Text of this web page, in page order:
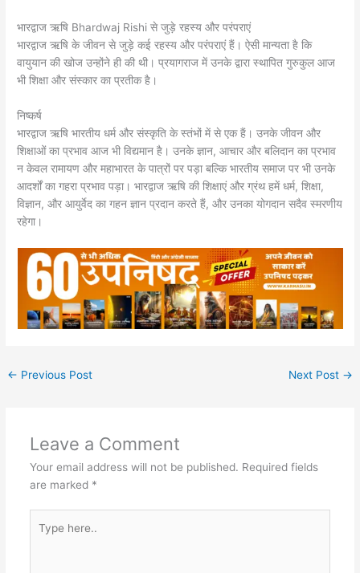
भारद्वाज ऋषि Bhardwaj Rishi से जुड़े रहस्य और परंपराएं
भारद्वाज ऋषि के जीवन से जुड़े कई रहस्य और परंपराएं हैं। ऐसी मान्यता है कि
वायुयान की खोज उन्होंने ही की थी। प्रयागराज में उनके द्वारा स्थापित गुरुकुल आज
भी शिक्षा और संस्कार का प्रतीक है।
निष्कर्ष
भारद्वाज ऋषि भारतीय धर्म और संस्कृति के स्तंभों में से एक हैं। उनके जीवन और
शिक्षाओं का प्रभाव आज भी विद्यमान है। उनके ज्ञान, आचार और बलिदान का प्रभाव
न केवल रामायण और महाभारत के पात्रों पर पड़ा बल्कि भारतीय समाज पर भी उनके
आदर्शों का गहरा प्रभाव पड़ा। भारद्वाज ऋषि की शिक्षाएं और ग्रंथ हमें धर्म, शिक्षा,
विज्ञान, और आयुर्वेद का गहन ज्ञान प्रदान करते हैं, और उनका योगदान सदैव स्मरणीय
रहेगा।
← Previous Post Next Post →
Leave a Comment
Your email address will not be published. Required fields
are marked *
here..